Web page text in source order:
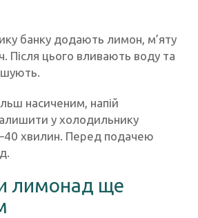
банку додають лимон, м’яту
Після цього вливають воду та
насиченим, напій
у холодильнику
хвилин. Перед подачею
лимонад ще